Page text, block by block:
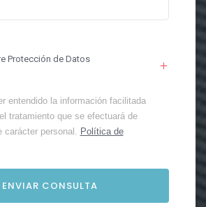
Protección de Datos
entendido la información facilitada
tratamiento que se efectuará de
carácter personal. Política de